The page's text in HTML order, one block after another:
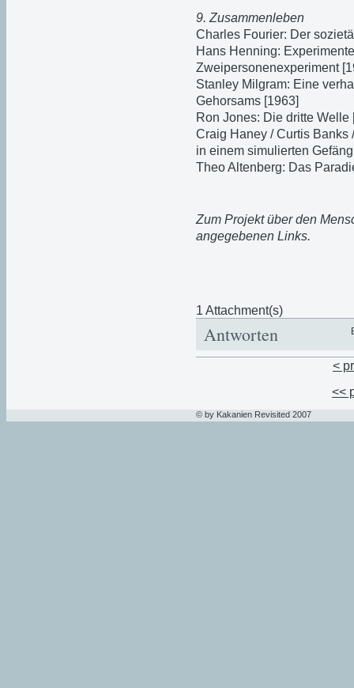
9. Zusammenleben
Charles Fourier: Der
Hans Henning:
Zweipersonenexperiment
Stanley Milgram: Eine
Gehorsams [1963]
Ron Jones: Die dritte Welle
Craig Haney / Curtis Banks
in einem simulierten
Theo Altenberg: Das
Zum Projekt über den
angegebenen Links.
1 Attachment(s)
Antworten
<
<<
© by Kakanien Revisited 2007